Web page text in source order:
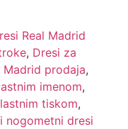
Real Madrid
, Dresi za
Madrid prodaja,
imenom,
tiskom,
nogometni dresi